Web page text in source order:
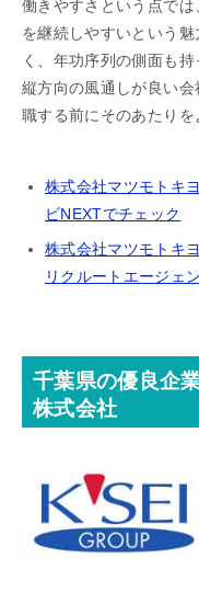
働きやすさという点で
を継続しやすいという
く、年功序列の側面も
縦方向の風通しが良い
職する前にそのあたりを
株式会社マツモトキ
ビNEXTでチェック
株式会社マツモトキ
リクルートエージェ
千葉県の優良企
株式会社